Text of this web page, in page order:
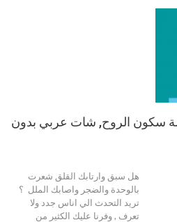
سكون الروح, شات عربي بدون
هل سبق وارتابك القلق شعرت
بالوحدة والضجر واصابك الملل ؟
تريد التحدث الي اناس جدد ولا
تعرف , وفرنا عليك الكثير من